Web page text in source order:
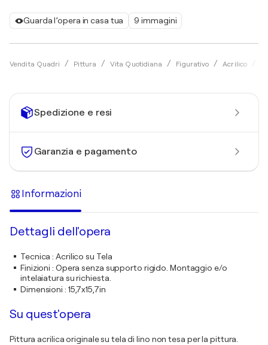
Guarda l’opera in casa tua 9 immagini
Vendita Quadri Pittura Vita Quotidiana Figurativo Acrilico
Spedizione e resi
Garanzia e pagamento
Informazioni
Dettagli dell'opera
Tecnica :Acrilico su Tela
Finizioni : Opera senza supporto rigido. Montaggio e/o
intelaiatura su richiesta.
Dimensioni : 15,7x15,7in
Su quest'opera
Pittura acrilica originale su tela di lino non tesa per la pittura.